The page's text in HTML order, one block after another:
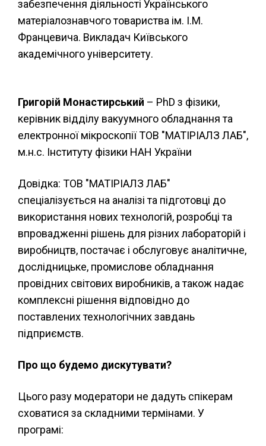
забезпечення діяльності Українського
матеріалознавчого товариства ім. І.М.
Францевича. Викладач Київського
академічного університету.
Григорій Монастирський – PhD з фізики,
керівник відділу вакуумного обладнання та
електронної мікроскопії ТОВ "МАТІРІАЛЗ ЛАБ",
м.н.с. Інституту фізики НАН України
Довідка: ТОВ "МАТІРІАЛЗ ЛАБ"
спеціалізується на аналізі та підготовці до
використання нових технологій, розробці та
впровадженні рішень для різних лабораторій і
виробництв, постачає і обслуговує аналітичне,
дослідницьке, промислове обладнання
провідних світових виробників, а також надає
комплексні рішення відповідно до
поставлених технологічних завдань
підприємств.
Про що будемо дискутувати?
Цього разу модератори не дадуть спікерам
сховатися за складними термінами. У
програмі: